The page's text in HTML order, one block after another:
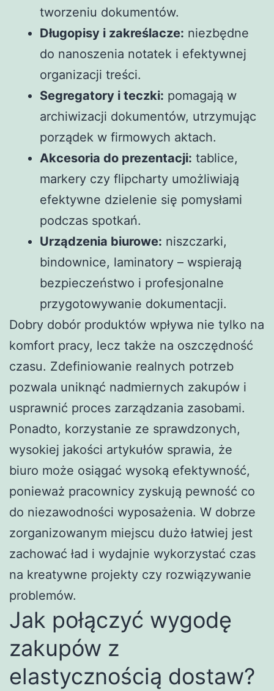
tworzeniu dokumentów.
Długopisy i zakreślacze: niezbędne
do nanoszenia notatek i efektywnej
organizacji treści.
Segregatory i teczki: pomagają w
archiwizacji dokumentów, utrzymując
porządek w firmowych aktach.
Akcesoria do prezentacji: tablice,
markery czy flipcharty umożliwiają
efektywne dzielenie się pomysłami
podczas spotkań.
Urządzenia biurowe: niszczarki,
bindownice, laminatory – wspierają
bezpieczeństwo i profesjonalne
przygotowywanie dokumentacji.
Dobry dobór produktów wpływa nie tylko na
komfort pracy, lecz także na oszczędność
czasu. Zdefiniowanie realnych potrzeb
pozwala uniknąć nadmiernych zakupów i
usprawnić proces zarządzania zasobami.
Ponadto, korzystanie ze sprawdzonych,
wysokiej jakości artykułów sprawia, że
biuro może osiągać wysoką efektywność,
ponieważ pracownicy zyskują pewność co
do niezawodności wyposażenia. W dobrze
zorganizowanym miejscu dużo łatwiej jest
zachować ład i wydajnie wykorzystać czas
na kreatywne projekty czy rozwiązywanie
problemów.
Jak połączyć wygodę
zakupów z
elastycznością dostaw?